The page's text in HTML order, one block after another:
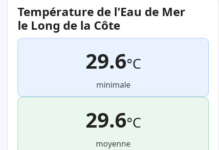
Température de l'Eau de Mer
le Long de la Côte
29.6°C
minimale
29.6°C
moyenne